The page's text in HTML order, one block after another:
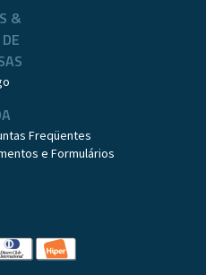
&
Freqüentes
e Formulários